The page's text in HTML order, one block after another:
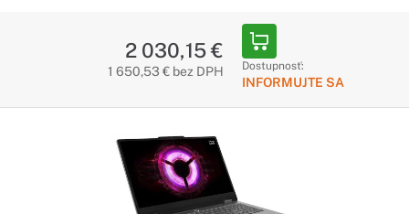
2 030,15 €
1 650,53 € bez DPH Dostupnosť:
INFORMUJTE SA